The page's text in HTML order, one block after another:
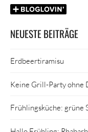
NEUESTE BEITRÄGE
Erdbeertiramisu
Keine Grill-Party ohne
Frühlingsküche: grüne